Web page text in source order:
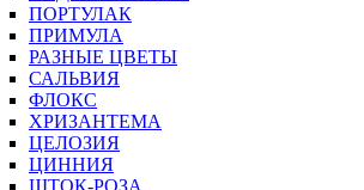
ПОРТУЛАК
ПРИМУЛА
РАЗНЫЕ ЦВЕТЫ
САЛЬВИЯ
ФЛОКС
ХРИЗАНТЕМА
ЦЕЛОЗИЯ
ЦИННИЯ
ШТОК-РОЗА